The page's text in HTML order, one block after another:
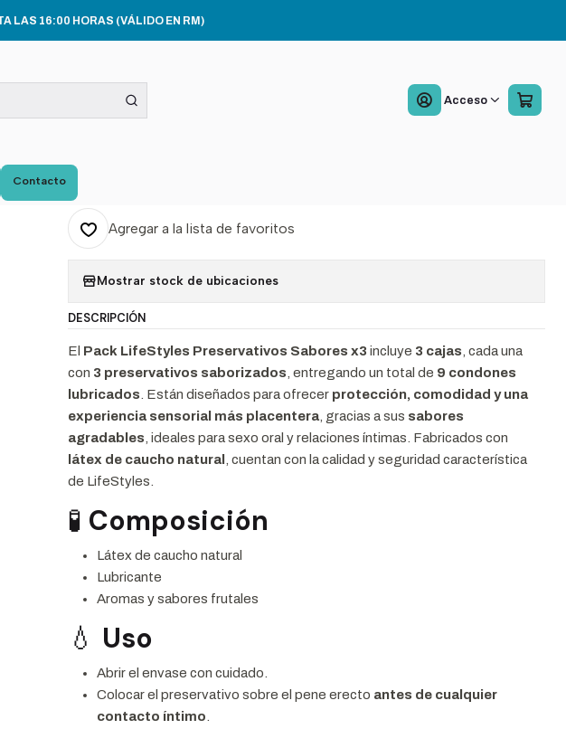
Acceso
Contacto
LAS 16:00 HORAS (VÁLIDO EN RM)
Sabores x3 Pack x3
LifeStyles Preservativos
Sabores x3 Pack x3
Agregar a la lista de favoritos
Mostrar stock de ubicaciones
DESCRIPCIÓN
El Pack LifeStyles Preservativos Sabores x3 incluye 3 cajas , cada una
con 3 preservativos saborizados , entregando un total de 9 condones
lubricados . Están diseñados para ofrecer protección, comodidad y una
experiencia sensorial más placentera , gracias a sus sabores
agradables , ideales para sexo oral y relaciones íntimas. Fabricados con
látex de caucho natural
, cuentan con la calidad y seguridad característica
de LifeStyles.
🧪 Composición
Látex de caucho natural
Lubricante
Aromas y sabores frutales
💧 Uso
Abrir el envase con cuidado.
Colocar el preservativo sobre el pene erecto antes de cualquier
contacto íntimo